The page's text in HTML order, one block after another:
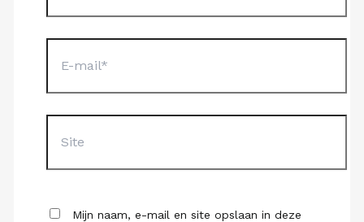
mail*
Mijn naam, e-mail en site opslaan in deze